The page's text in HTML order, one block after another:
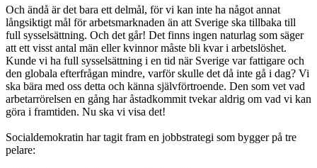
Och ändå är det bara ett delmål, för vi kan inte ha något annat
långsiktigt mål för arbetsmarknaden än att Sverige ska tillbaka till
full sysselsättning. Och det går! Det finns ingen naturlag som säger
att ett visst antal män eller kvinnor måste bli kvar i arbetslöshet.
Kunde vi ha full sysselsättning i en tid när Sverige var fattigare och
den globala efterfrågan mindre, varför skulle det då inte gå i dag? Vi
ska bära med oss detta och känna självförtroende. Den som vet vad
arbetarrörelsen en gång har åstadkommit tvekar aldrig om vad vi kan
göra i framtiden. Nu ska vi visa det!
Socialdemokratin har tagit fram en jobbstrategi som bygger på tre
pelare: